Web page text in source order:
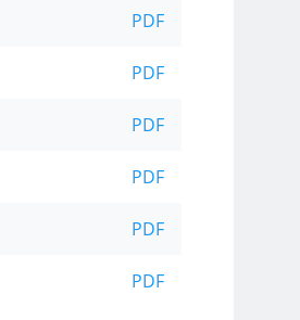
PDF
PDF
PDF
PDF
PDF
PDF